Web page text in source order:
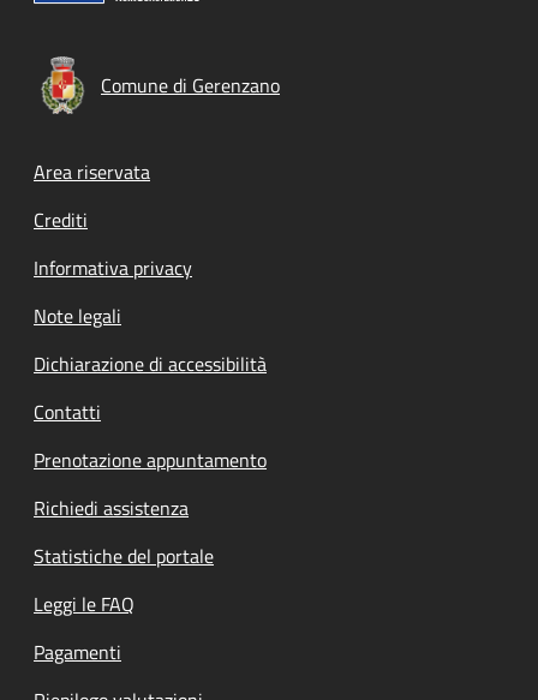
Comune di Gerenzano
Footer menu
Area riservata
Crediti
Informativa privacy
Note legali
Dichiarazione di accessibilità
Contatti
Prenotazione appuntamento
Richiedi assistenza
Statistiche del portale
Leggi le FAQ
Pagamenti